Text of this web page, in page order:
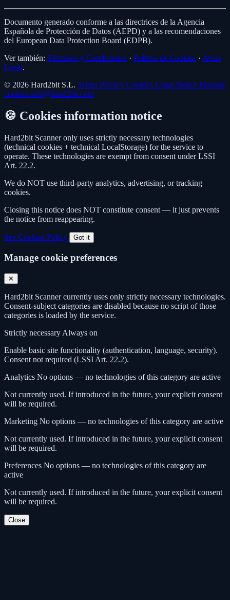
Documento generado conforme a las directrices de la Agencia
Española de Protección de Datos (AEPD) y a las recomendaciones
del European Data Protection Board (EDPB).
Ver también: Términos y Condiciones · Política de Cookies · Aviso
Legal.
© 2026 Hard2bit S.L. Terms Privacy Cookies Legal Notice Manage
cookies info@hard2bit.com
🍪 Cookies information notice
Hard2bit Scanner only uses strictly necessary technologies
(technical cookies + technical LocalStorage) for the service to
operate. These technologies are exempt from consent under LSSI
Art. 22.2.
We do NOT use third-party analytics, advertising, or tracking
cookies.
Closing this notice does NOT constitute consent — it just prevents
the notice from reappearing.
See Cookies Policy Got it
Manage cookie preferences
✕
Hard2bit Scanner currently uses only strictly necessary technologies.
Consent-subject categories are disabled because no script of those
categories is loaded by the service.
Strictly necessary Always on
Enable basic site functionality (authentication, language, security).
Consent not required (LSSI Art. 22.2).
Analytics No options — no technologies of this category are active
Not currently used. If introduced in the future, your explicit consent
will be required.
Marketing No options — no technologies of this category are active
Not currently used. If introduced in the future, your explicit consent
will be required.
Preferences No options — no technologies of this category are
active
Not currently used. If introduced in the future, your explicit consent
will be required.
Close